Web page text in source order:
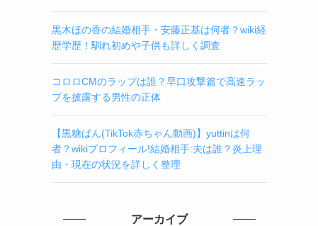
黒木ほの香の結婚相手・安藤正基は何者？wiki経
歴学歴！馴れ初めや子供も詳しく調査
コロロCMのラップは誰？早口攻撃篇で高速ラッ
プを披露する男性の正体
【黒糖ぱん(TikTok赤ちゃん動画)】yuttinは何
者？wikiプロフィール!結婚相手:夫は誰？炎上理
由・現在の状況を詳しく整理
アーカイブ